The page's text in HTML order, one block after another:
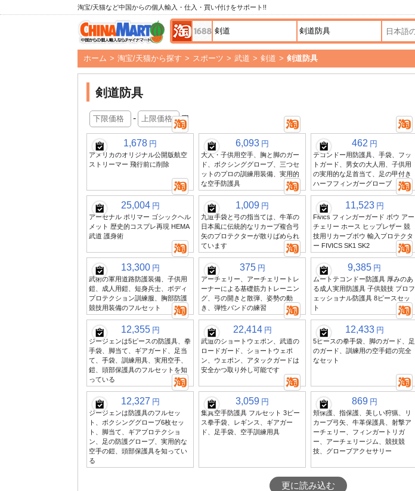
淘宝/天猫など中国からの個人輸入・仕入・買い付けをサポート!!
ホーム > 淘宝/天猫から探す > スポーツ > 武道 > 剣道 > 剣道防具
剣道防具
- 円
1,678 円
アメリカのオリジナル公開版航空
ストリーマー 飛行前に削除
6,093 円
大人・子供用空手、胸と脚のガー
ド、ボクシンググローブ、三つセ
ットのプロの訓練用装備、実用的
な空手防護具
462 円
テコンドー用防護具、手袋、フッ
トガード、男女の大人用、子供用
の実用的な足首当て、足の甲付き
ハーフフィンガーグローブ
25,004 円
アーセナル ポリマー ゴシックヘル
メット 歴史的コスプレ再現 HEMA
武道 護身術
1,009 円
九道手袋と弓の指当ては、牛革の
日本風に伝統的なリカーブ複合弓
矢のプロテクターが散りばめられ
ています
11,523 円
Fivics フィンガーガード ボウ アー
チェリー ホース ヒップレザー 競
技用リカーブボウ 輸入プロテクタ
ー FIVICS SK1 SK2
13,300 円
武術の軍用道路防護装備、子供用
鎧、成人用鎧、短身兵士、ボディ
プロテクション訓練服、胸部防護
競技用装備のフルセット
375 円
アーチェリー、アーチェリートレ
ーナーによる基礎筋力トレーニン
グ、弓の開きと散弾、姿勢の動
き、弾性バンドの練習
9,385 円
ムートテコンドー防護具 厚みのあ
る成人実用防護具 子供競技 プロフ
ェッショナル防護具 8ピースセッ
ト
12,355 円
ジージェンは5ピースの防護具、拳
手袋、脚当て、ギアガード、足当
て、手袋、訓練用具、実用空手、
鎧、頭部保護具のフルセットを知
っている
22,414 円
武道のショートウェポン、武道の
ロードガード、ショートウェポ
ン、ウェポン、アタックガードは
安全かつ取り外し可能です
12,433 円
5ピースの拳手袋、脚のガード、足
のガード、訓練用の空手鎧の完全
なセット
12,327 円
ジージェンは防護具のフルセッ
ト、ボクシンググローブ6枚セッ
ト、脚当て、ギアプロテクショ
ン、足の防護グローブ、実用的な
空手の鎧、頭部保護具を知ってい
る
3,059 円
集真空手防護具 フルセット 3ピー
ス拳手袋、レギンス、ギアガー
ド、足手袋、空手訓練用具
869 円
頬保護、指保護、美しい狩猟、リ
カーブ弓矢、牛革保護具、射撃ア
ーチェリー、フィンガートリガ
ー、アーチェリージム、競技競
技、グローブアクセサリー
更に読み込む